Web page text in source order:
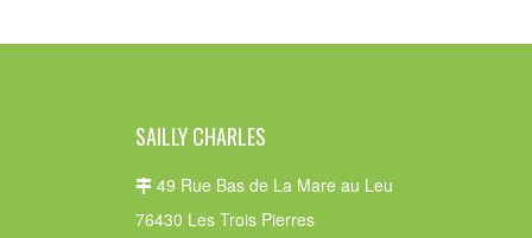
SAILLY CHARLES
49 Rue Bas de La Mare au Leu
76430 Les Trois Pierres